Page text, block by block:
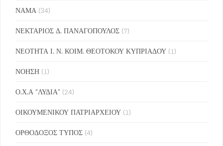
ΝΑΜΑ (34)
ΝΕΚΤΑΡΙΟΣ Δ. ΠΑΝΑΓΟΠΟΥΛΟΣ (7)
ΝΕΟΤΗΤΑ Ι. Ν. ΚΟΙΜ. ΘΕΟΤΟΚΟΥ ΚΥΠΡΙΑΔΟΥ (1)
ΝΟΗΣΗ (1)
Ο.Χ.Α "ΛΥΔΙΑ" (24)
ΟΙΚΟΥΜΕΝΙΚΟΥ ΠΑΤΡΙΑΡΧΕΙΟΥ (1)
ΟΡΘΟΔΟΞΟΣ ΤΥΠΟΣ (4)